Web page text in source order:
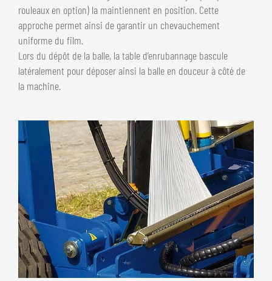
rouleaux en option) la maintiennent en position. Cette
approche permet ainsi de garantir un chevauchement
uniforme du film.
Lors du dépôt de la balle, la table d’enrubannage bascule
latéralement pour déposer ainsi la balle en douceur à côté de
la machine.